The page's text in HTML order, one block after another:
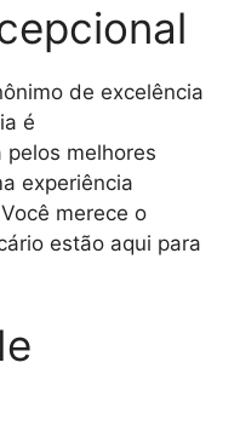
de excelência
é
melhores
experiência
merece o
estão aqui para